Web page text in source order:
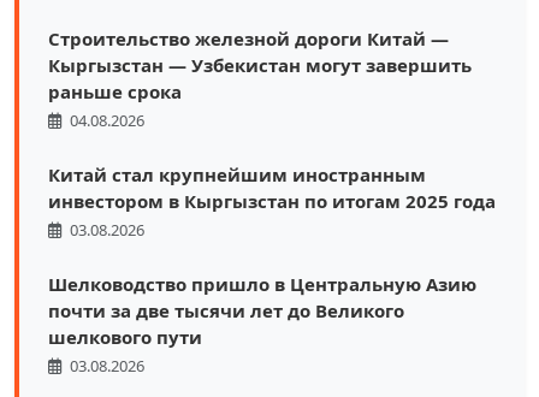
Строительство железной дороги Китай —
Кыргызстан — Узбекистан могут завершить
раньше срока
04.08.2026
Китай стал крупнейшим иностранным
инвестором в Кыргызстан по итогам 2025 года
03.08.2026
Шелководство пришло в Центральную Азию
почти за две тысячи лет до Великого
шелкового пути
03.08.2026